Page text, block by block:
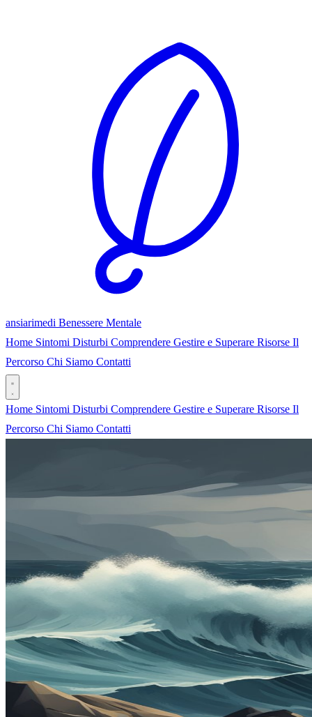
ansiarimedi Benessere Mentale
Home Sintomi Disturbi Comprendere Gestire e Superare Risorse Il
Percorso Chi Siamo Contatti
Home Sintomi Disturbi Comprendere Gestire e Superare Risorse Il
Percorso Chi Siamo Contatti